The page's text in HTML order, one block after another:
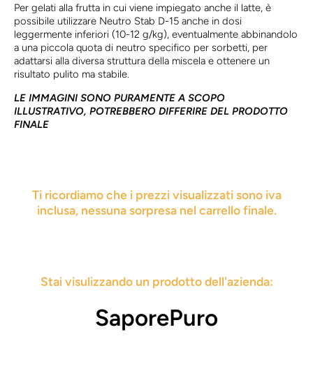
Per gelati alla frutta in cui viene impiegato anche il latte, è
possibile utilizzare Neutro Stab D-15 anche in dosi
leggermente inferiori (10-12 g/kg), eventualmente abbinandolo
a una piccola quota di neutro specifico per sorbetti, per
adattarsi alla diversa struttura della miscela e ottenere un
risultato pulito ma stabile.
LE IMMAGINI SONO PURAMENTE A SCOPO
ILLUSTRATIVO, POTREBBERO DIFFERIRE DEL PRODOTTO
FINALE
Ti ricordiamo che i prezzi visualizzati sono iva
inclusa, nessuna sorpresa nel carrello finale.
Stai visulizzando un prodotto dell'azienda:
SaporePuro